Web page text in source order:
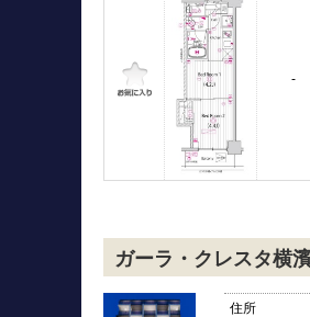
-
ガーラ・クレスタ横
住所